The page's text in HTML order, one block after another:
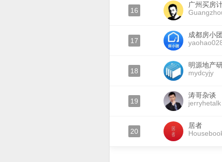
16
广州买房
17
成都房小
18
明源地产
mydcyjy
19
涛哥杂谈
jerryhetalk
20
居者